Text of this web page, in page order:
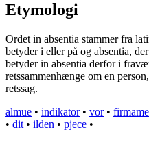
Etymologi
Ordet in absentia stammer fra
betyder i eller på og absentia,
betyder in absentia derfor i
retssammenhænge om en
retssag.
almue • indikator• vor•
• dit • ilden • pjece •